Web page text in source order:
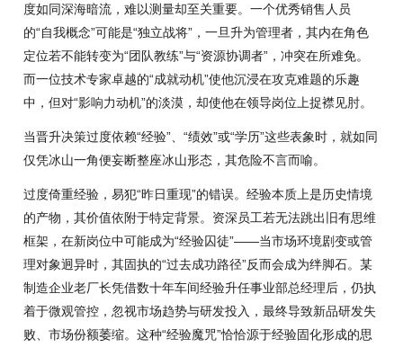
度如同深海暗流，难以测量却至关重要。一个优秀销售人员
的“自我概念”可能是“独立战将”，一旦升为管理者，其内在角色
定位若不能转变为“团队教练”与“资源协调者”，冲突在所难免。
而一位技术专家卓越的“成就动机”使他沉浸在攻克难题的乐趣
中，但对“影响力动机”的淡漠，却使他在领导岗位上捉襟见肘。
当晋升决策过度依赖“经验”、“绩效”或“学历”这些表象时，就如同
仅凭冰山一角便妄断整座冰山形态，其危险不言而喻。
过度倚重经验，易犯“昨日重现”的错误。经验本质上是历史情境
的产物，其价值依附于特定背景。资深员工若无法跳出旧有思维
框架，在新岗位中可能成为“经验囚徒”——当市场环境剧变或管
理对象迥异时，其固执的“过去成功路径”反而会成为绊脚石。某
制造企业老厂长凭借数十年车间经验升任事业部总经理后，仍执
着于微观管控，忽视市场趋势与研发投入，最终导致新品研发失
败、市场份额萎缩。这种“经验魔咒”恰恰源于经验固化形成的思